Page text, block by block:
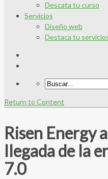
Descata tu curso
Servicios
Diseño web
Destaca tu
Return to Content
Risen Energy
llegada de la
7.0